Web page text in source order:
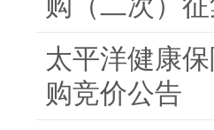
太平洋健康
购竞价公告